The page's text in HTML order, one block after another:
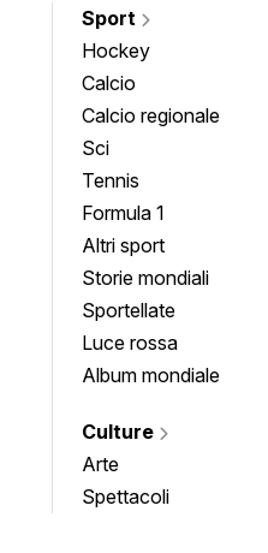
Sport
Hockey
Calcio
Calcio regionale
Sci
Tennis
Formula 1
Altri sport
Storie mondiali
Sportellate
Luce rossa
Album mondiale
Culture
Arte
Spettacoli